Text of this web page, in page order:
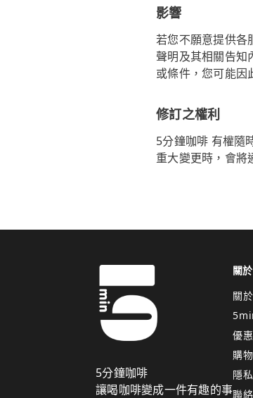
影響
若您不願意提供各
聲明及其相關告知
或條件，您可能因
修訂之權利
5分鐘咖啡 有權隨
重大變更時，會將
5分鐘咖啡
讓喝咖啡變成一件有趣的事
關於
關
優
購
隱
聯